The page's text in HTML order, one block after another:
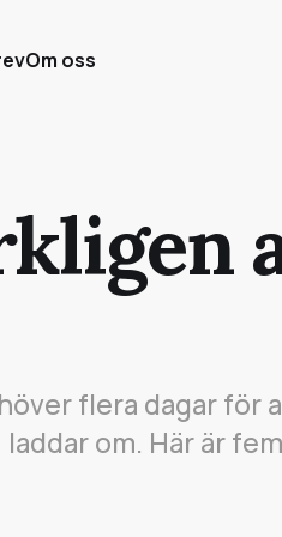
Om oss
flera dagar för
om. Här är